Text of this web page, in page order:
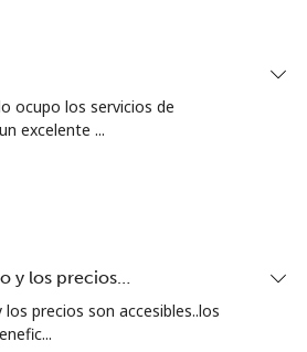
ocupo los servicios de
excelente ...
y los precios…
precios son accesibles..los